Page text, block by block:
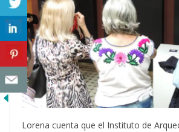
Lorena cuenta que el Instituto de